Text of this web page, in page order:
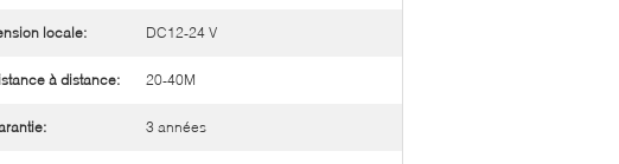
locale: DC12-24 V
à distance: 20-40M
3 années